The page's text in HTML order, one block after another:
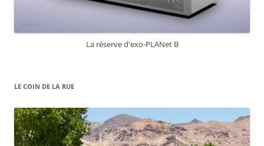
La réserve d'exo-PLANet B
LE COIN DE LA RUE